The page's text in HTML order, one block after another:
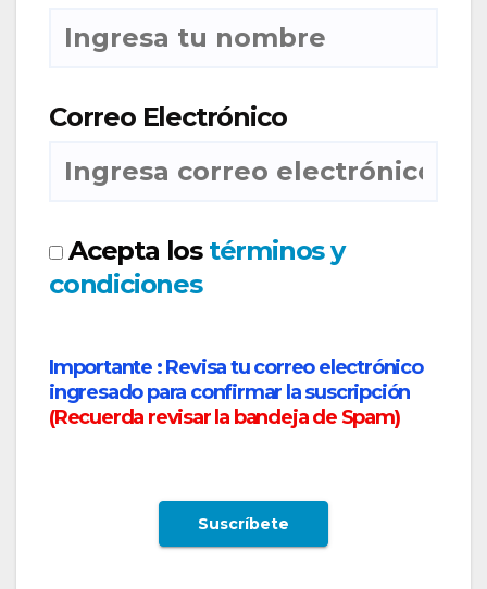
Correo Electrónico
Acepta los términos y
condiciones
Importante :Revisa tu correo electrónico
ingresado para confirmar la suscripción
(Recuerda revisar la bandeja de Spam)